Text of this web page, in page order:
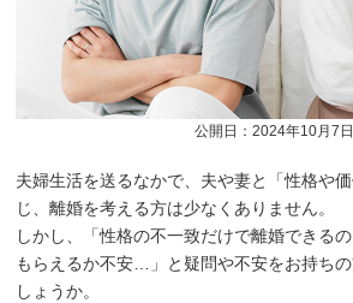
公開日：2024年10月7日
夫婦生活を送るなかで、夫や妻と「性格や
じ、離婚を考える方は少なくありません。
しかし、「性格の不一致だけで離婚できる
もらえるか不安…」と疑問や不安をお持ち
しょうか。